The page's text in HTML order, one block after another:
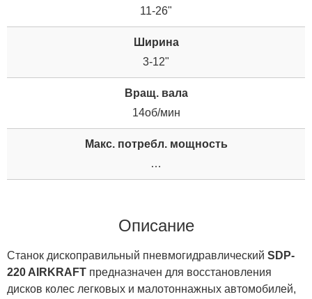
11-26"
Ширина
3-12"
Вращ. вала
14об/мин
Макс. потребл. мощность
…
Описание
Станок дископравильный пневмогидравлический SDP-
220 AIRKRAFT предназначен для восстановления
дисков колес легковых и малотоннажных автомобилей,